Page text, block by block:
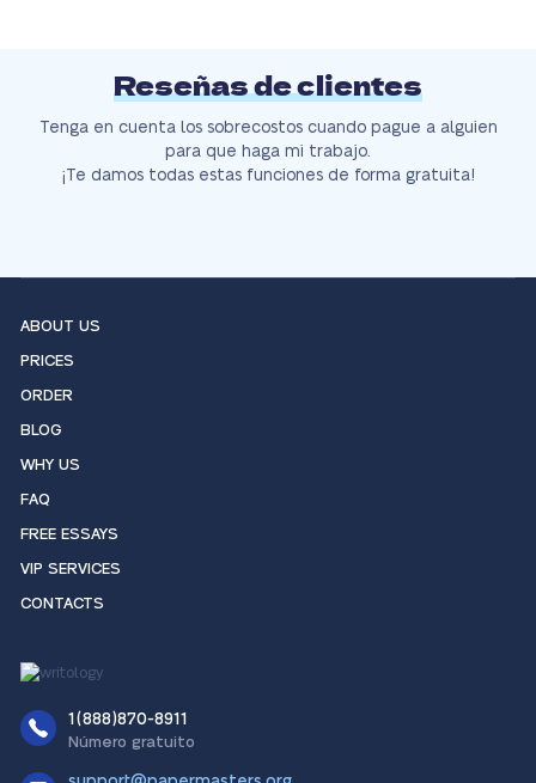
Reseñas de clientes
Tenga en cuenta los sobrecostos cuando pague a alguien
para que haga mi trabajo.
¡Te damos todas estas funciones de forma gratuita!
ABOUT US
PRICES
ORDER
BLOG
WHY US
FAQ
FREE ESSAYS
VIP SERVICES
CONTACTS
1(888)870-8911
Número gratuito